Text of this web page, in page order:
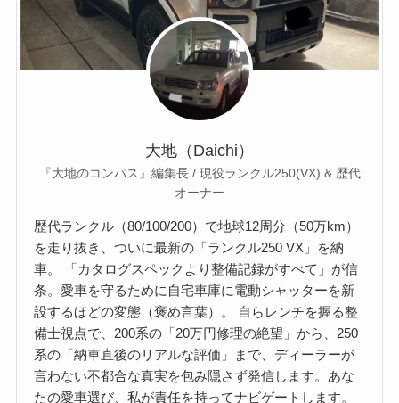
大地（Daichi）
『大地のコンパス』編集長 / 現役ランクル250(VX) & 歴代
オーナー
歴代ランクル（80/100/200）で地球12周分（50万km）
を走り抜き、ついに最新の「ランクル250 VX」を納
車。 「カタログスペックより整備記録がすべて」が信
条。愛車を守るために自宅車庫に電動シャッターを新
設するほどの変態（褒め言葉）。 自らレンチを握る整
備士視点で、200系の「20万円修理の絶望」から、250
系の「納車直後のリアルな評価」まで、ディーラーが
言わない不都合な真実を包み隠さず発信します。あな
たの愛車選び、私が責任を持ってナビゲートします。